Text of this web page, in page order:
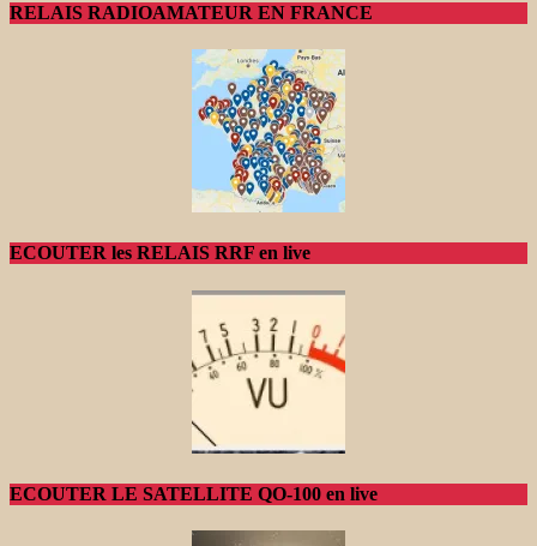
RELAIS RADIOAMATEUR EN FRANCE
ECOUTER les RELAIS RRF en live
ECOUTER LE SATELLITE QO-100 en live